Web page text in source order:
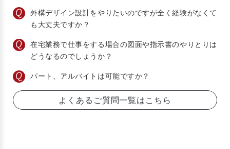
外構デザイン設計をやりたいのですが全く経験がなくて
も大丈夫ですか？
在宅業務で仕事をする場合の図面や指示書のやりとりは
どうなるのでしょうか？
パート、アルバイトは可能ですか？
よくあるご質問一覧はこちら